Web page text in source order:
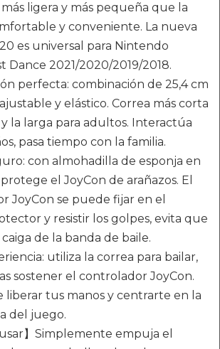
ligera y más pequeña que la
y conveniente. La nueva
es universal para Nintendo
Dance 2021/2020/2019/2018.
perfecta: combinación de 25,4 cm
y elástico. Correa más corta
y la larga para adultos. Interactúa
pasa tiempo con la familia.
con almohadilla de esponja en
el JoyCon de arañazos. El
JoyCon se puede fijar en el
y resistir los golpes, evita que
de la banda de baile.
utiliza la correa para bailar,
sostener el controlador JoyCon.
liberar tus manos y centrarte en la
del juego.
usar】Simplemente empuja el